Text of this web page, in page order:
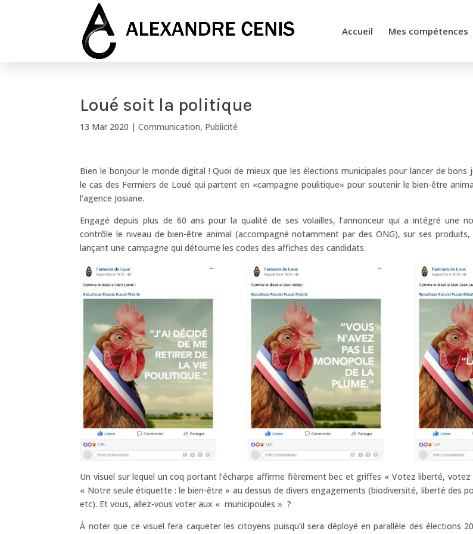
Accueil Mes compétences
Loué soit la politique
13 Mar 2020 |Communication, Publicité
Bien le bonjour le monde digital ! Quoi de mieux que les élections municipales pour lancer de bons
le cas des Fermiers de Loué qui partent en «campagne poulitique» pour soutenir le bien-être
l’agence Josiane.
Engagé depuis plus de 60 ans pour la qualité de ses volailles, l’annonceur qui a intégré une
contrôle le niveau de bien-être animal (accompagné notamment par des ONG), sur ses produits,
lançant une campagne qui détourne les codes des affiches des candidats.
Un visuel sur lequel un coq portant l’écharpe affirme fièrement bec et griffes « Votez liberté, votez
« Notre seule étiquette : le bien-être » au dessus de divers engagements (biodiversité, liberté des
etc). Et vous, allez-vous voter aux « municipoules » ?
À noter que ce visuel fera caqueter les citoyens puisqu’il sera déployé en parallèle des élections